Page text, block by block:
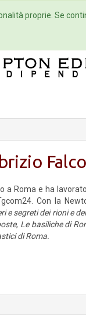
Eventi
a Roma e ha
Con la
e segreti dei rioni e
, Le basiliche di
di Roma.
proprie. Se